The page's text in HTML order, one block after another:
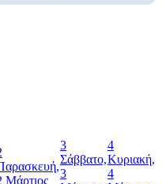
Μάρτιος
3
Σάββατο,
3
4
Κυριακή,
4